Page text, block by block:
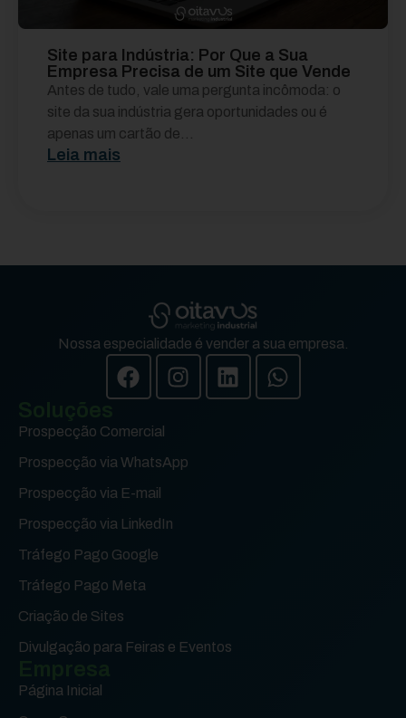
Site para Indústria: Por Que a Sua
Empresa Precisa de um Site que Vende
Antes de tudo, vale uma pergunta incômoda: o
site da sua indústria gera oportunidades ou é
apenas um cartão de...
Leia mais
Nossa especialidade é vender a sua empresa.
Prospecção Comercial
Prospecção via WhatsApp
Prospecção via E-mail
Prospecção via LinkedIn
Tráfego Pago Google
Tráfego Pago Meta
Criação de Sites
Divulgação para Feiras e Eventos
Página Inicial